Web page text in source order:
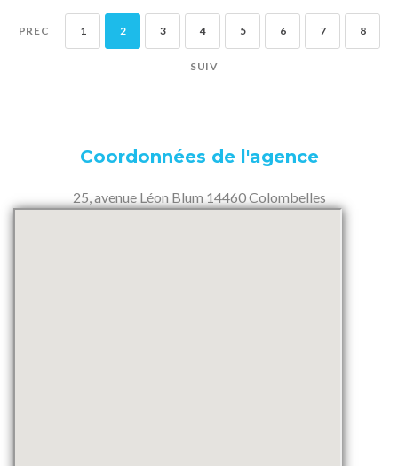
PREC 1 2 3 4 5 6 7 8
SUIV
Coordonnées de l'agence
25, avenue Léon Blum 14460 Colombelles